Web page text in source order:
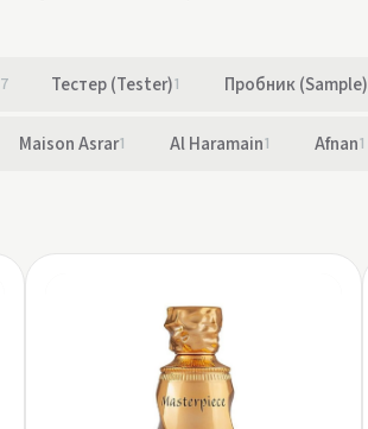
7 Тестер (Tester)1 Пробник (Sample)
Maison Asrar1 Al Haramain1 Afnan1